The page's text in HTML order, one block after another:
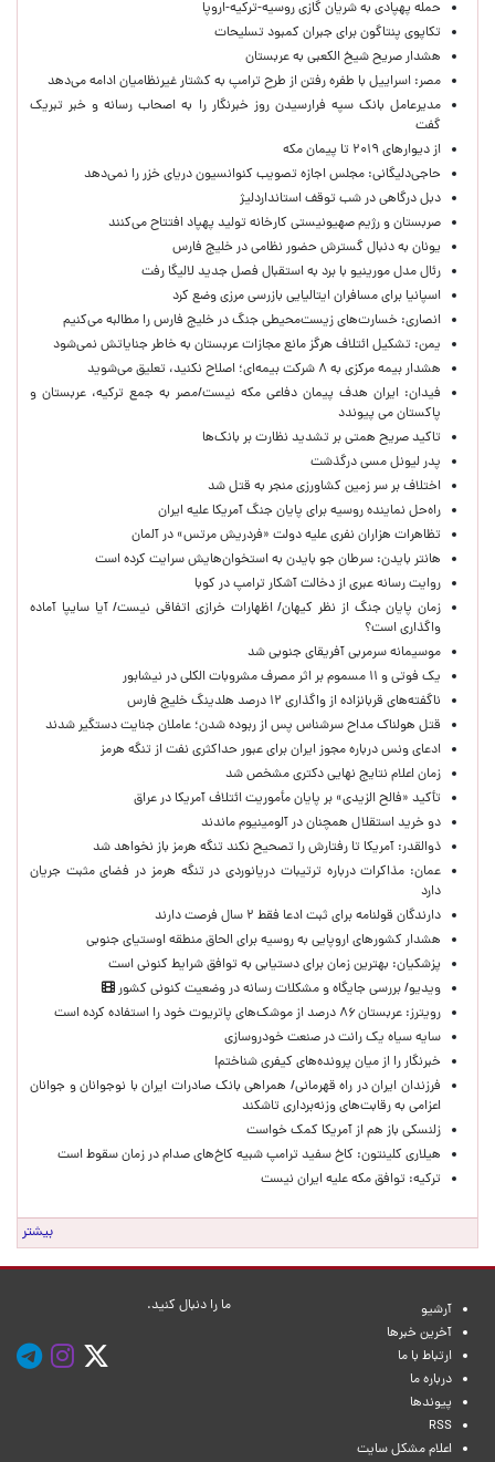
حمله پهپادی به شریان گازی روسیه-ترکیه-اروپا
تکاپوی پنتاگون برای جبران کمبود تسلیحات
هشدار صریح شیخ الکعبی به عربستان
مصر: اسراییل با طفره رفتن از طرح ترامپ به کشتار غیرنظامیان ادامه می‌دهد
مدیرعامل بانک سپه فرارسیدن روز خبرنگار را به اصحاب رسانه و خبر تبریک
گفت
از دیوارهای ۲۰۱۹ تا پیمان مکه
حاجی‌دلیگانی: مجلس اجازه تصویب کنوانسیون دریای خزر را نمی‌دهد
دبل درگاهی در شب توقف استانداردلیژ
صربستان و رژیم صهیونیستی کارخانه تولید پهپاد افتتاح می‌کنند
یونان به دنبال گسترش حضور نظامی در خلیج فارس
رئال مدل مورینیو با برد به استقبال فصل جدید لالیگا رفت
اسپانیا برای مسافران ایتالیایی بازرسی مرزی وضع کرد
انصاری: خسارت‌های زیست‌محیطی جنگ در خلیج فارس را مطالبه‌ می‌کنیم
یمن: تشکیل ائتلاف هرگز مانع مجازات عربستان به خاطر جنایاتش نمی‌شود
هشدار بیمه مرکزی به ۸ شرکت بیمه‌ای؛ اصلاح نکنید، تعلیق می‌شوید
فیدان: ایران هدف پیمان دفاعی مکه نیست/مصر به جمع ترکیه، عربستان و
پاکستان می پیوندد
تاکید صریح همتی بر تشدید نظارت بر بانک‌ها
پدر لیونل مسی درگذشت
اختلاف بر سر زمین کشاورزی منجر به قتل شد
راه‌حل نماینده روسیه برای پایان جنگ آمریکا علیه ایران
تظاهرات هزاران نفری علیه دولت «فردریش مرتس» در آلمان
هانتر بایدن: سرطان جو بایدن به استخوان‌هایش سرایت کرده است
روایت رسانه عبری از دخالت آشکار ترامپ در کوبا
زمان پایان جنگ از نظر کیهان/ اظهارات خرازی اتفاقی نیست/ آیا سایپا آماده
واگذاری است؟
موسیمانه سرمربی آفریقای جنوبی شد
یک فوتی و ۱۱ مسموم بر اثر مصرف مشروبات الکلی در نیشابور
ناگفته‌های قربانزاده از واگذاری ۱۲ درصد هلدینگ خلیج فارس
قتل هولناک مداح سرشناس پس از ربوده شدن؛ عاملان جنایت دستگیر شدند
ادعای ونس درباره مجوز ایران برای عبور حداکثری نفت از تنگه هرمز
زمان اعلام نتایج نهایی دکتری مشخص شد
تأکید «فالح الزیدی» بر پایان مأموریت ائتلاف آمریکا در عراق
دو خرید استقلال همچنان در آلومینیوم ماندند
ذوالقدر: آمریکا تا رفتارش را تصحیح نکند تنگه هرمز باز نخواهد شد
عمان: مذاکرات درباره ترتیبات دریانوردی در تنگه هرمز در فضای مثبت جریان
دارد
دارندگان قولنامه برای ثبت ادعا فقط ۲ سال فرصت دارند
هشدار کشورهای اروپایی به روسیه برای الحاق منطقه اوستیای جنوبی
پزشکیان‌: بهترین زمان برای دستیابی به توافق شرایط کنونی است
ویدیو/ بررسی جایگاه و مشکلات رسانه در وضعیت کنونی کشور
رویترز: عربستان ۸۶ درصد از موشک‌های پاتریوت خود را استفاده کرده است
سایه سیاه یک رانت در صنعت خودروسازی
خبرنگار را از میان پرونده‌های کیفری شناختم!
​فرزندان ایران در راه قهرمانی/ همراهی بانک صادرات ایران با نوجوانان و جوانان
اعزامی به رقابت‌های وزنه‌برداری تاشکند
زلنسکی باز هم از آمریکا کمک خواست
هیلاری کلینتون: کاخ سفید ترامپ شبیه کاخ‌های صدام در زمان سقوط است
ترکیه: توافق مکه علیه ایران نیست
بیشتر
آرشیو
آخرین خبرها
ارتباط با ما
درباره ما
پیوندها
RSS
اعلام مشکل سایت
ما را دنبال کنید.